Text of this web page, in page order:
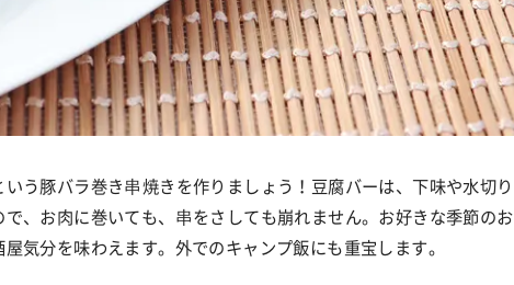
う豚バラ巻き串焼きを作りましょう！豆腐バーは、下味や水切り
、お肉に巻いても、串をさしても崩れません。お好きな季節のお
気分を味わえます。外でのキャンプ飯にも重宝します。